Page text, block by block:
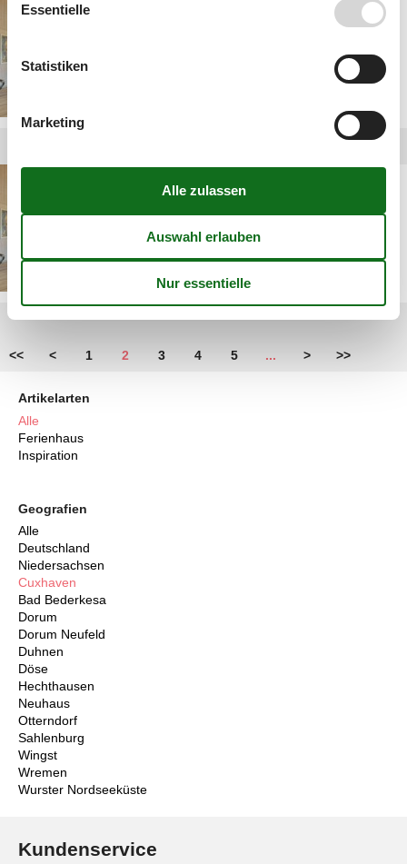
luxus ferienwohnung
<< < 1 2 3 4 5 ... > >>
Artikelarten
Alle
Ferienhaus
Inspiration
Geografien
Alle
Deutschland
Niedersachsen
Cuxhaven
Bad Bederkesa
Dorum
Dorum Neufeld
Duhnen
Döse
Hechthausen
Neuhaus
Otterndorf
Sahlenburg
Wingst
Wremen
Wurster Nordseeküste
Kundenservice
Essentielle
Statistiken
Marketing